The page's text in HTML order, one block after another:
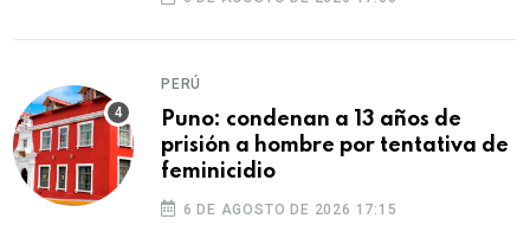
PERÚ
Puno: condenan a 13 años de
prisión a hombre por tentativa de
feminicidio
6 DE AGOSTO DE 2026 17:15